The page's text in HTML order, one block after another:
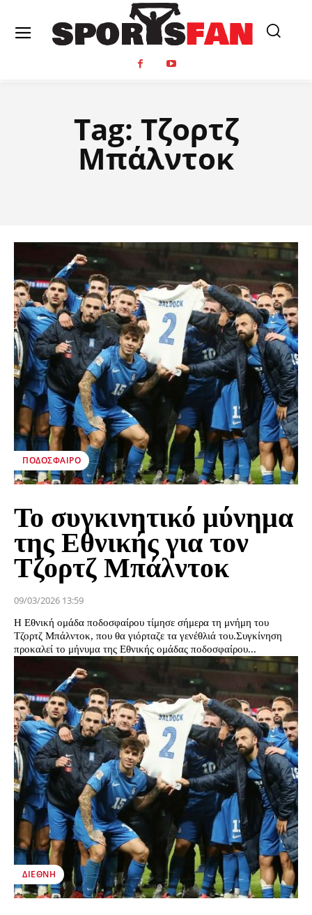
Tag: Τζορτζ
Μπάλντοκ
ΠΟΔΌΣΦΑΙΡΟ
Το συγκινητικό μύνημα
της Εθνικής για τον
Τζορτζ Μπάλντοκ
09/03/2026 13:59
Η Εθνική ομάδα ποδοσφαίρου τίμησε σήμερα τη μνήμη του
Τζορτζ Μπάλντοκ, που θα γιόρταζε τα γενέθλιά του.Συγκίνηση
προκαλεί το μήνυμα της Εθνικής ομάδας ποδοσφαίρου...
ΔΙΕΘΝΉ